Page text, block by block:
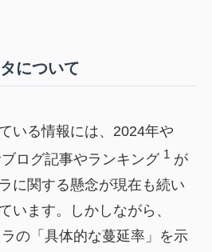
について
いる情報には、2024年や
ログ記事やランキング 1が
に関する懸念が現在も続い
います。しかしながら、
の「具体的な蔓延率」を示